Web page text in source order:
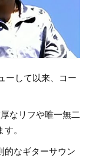
ーして以来、コー
なリフや唯一無二
。
的なギターサウン